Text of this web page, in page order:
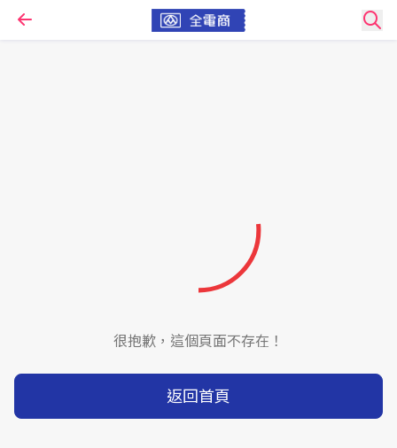
很抱歉，這個頁面不存在！
返回首頁